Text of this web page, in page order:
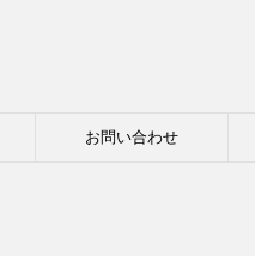
お問い合わせ